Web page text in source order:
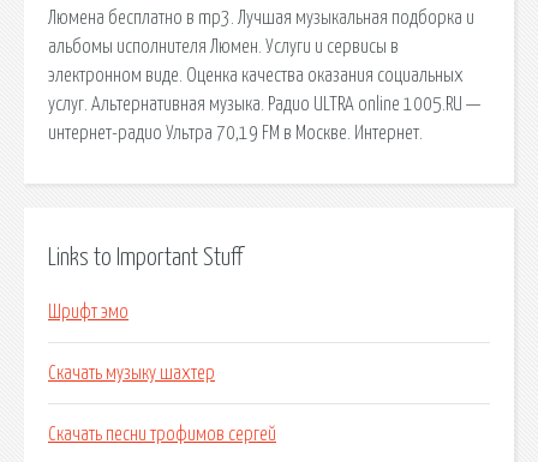
Люмена бесплатно в mp3. Лучшая музыкальная подборка и
альбомы исполнителя Люмен. Услуги и сервисы в
электронном виде. Оценка качества оказания социальных
услуг. Альтернативная музыка. Радио ULTRA online 1005.RU —
интернет-радио Ультра 70,19 FM в Москве. Интернет.
Links to Important Stuff
Шрифт эмо
Скачать музыку шахтер
Скачать песни трофимов сергей